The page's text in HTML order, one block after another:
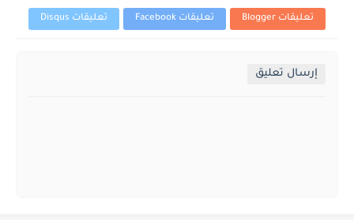
تعليقات Blogger تعليقات Facebook تعليقات Disqus
إرسال تعليق